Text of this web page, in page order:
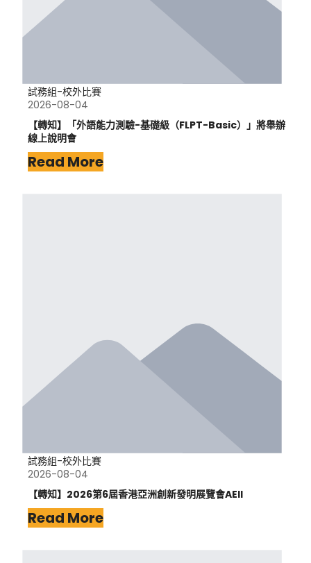
試務組-校外比賽
2026-08-04
【轉知】「外語能力測驗-基礎級（FLPT-Basic）」將舉辦
線上說明會
Read More
試務組-校外比賽
2026-08-04
【轉知】2026第6屆香港亞洲創新發明展覽會AEII
Read More